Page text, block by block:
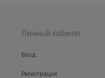
Личный кабинет
Вход
Регистрация